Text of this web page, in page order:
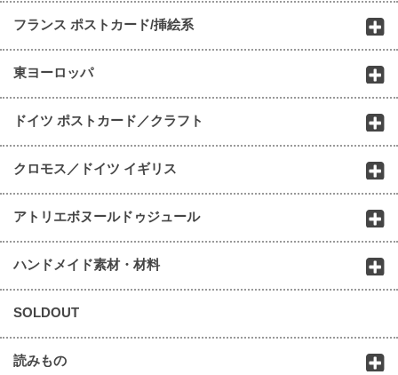
フランス ポストカード/挿絵系
東ヨーロッパ
ドイツ ポストカード／クラフト
クロモス／ドイツ イギリス
アトリエボヌールドゥジュール
ハンドメイド素材・材料
SOLDOUT
読みもの